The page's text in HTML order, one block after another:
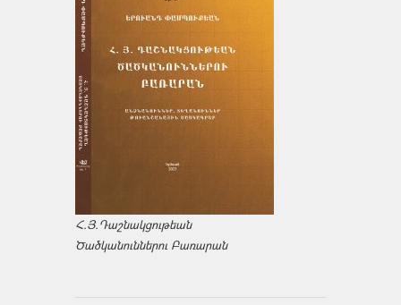
Հ.Յ.Դաշնակցութեան
Ծածկանուններու Բառարան